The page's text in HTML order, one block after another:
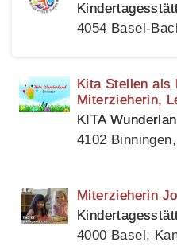
Kita Stellen als
Miterzieherin,
KITA
4102
Miterzieherin
4000 Basel,